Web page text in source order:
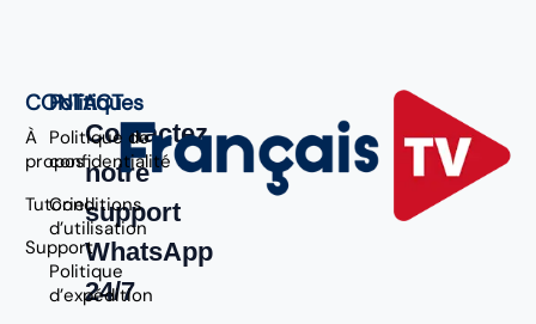
CONTACT
À
propos
Tutoriel
Support
Politiques
Politique de
confidentialité
Conditions
d’utilisation
Politique
d’expédition
Contactez
notre
support
WhatsApp
24/7